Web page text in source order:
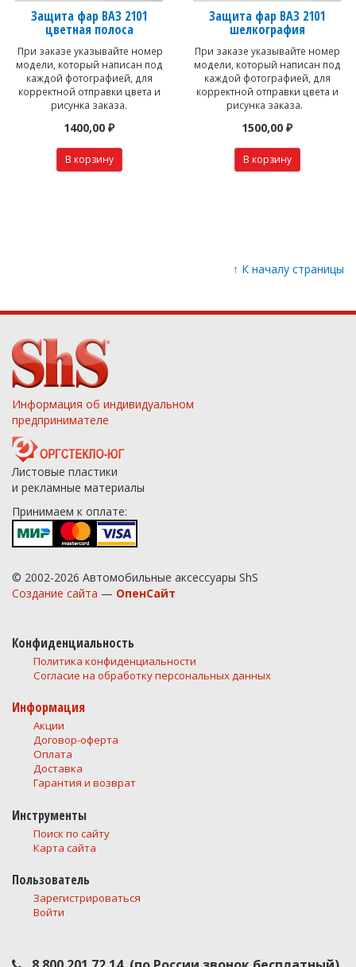
Защита фар ВАЗ 2101
цветная полоса
При заказе указывайте номер
модели, который написан под
каждой фотографией, для
корректной отправки цвета и
рисунка заказа.
1400,00 ₽
Защита фар ВАЗ 2101
шелкография
При заказе указывайте номер
модели, который написан под
каждой фотографией, для
корректной отправки цвета и
рисунка заказа.
1500,00 ₽
↑ К началу страницы
Информация об индивидуальном
предпринимателе
Листовые пластики
и рекламные материалы
Принимаем к оплате:
© 2002-2026 Автомобильные аксессуары ShS
Создание сайта — ОпенСайт
Конфиденциальность
Политика конфиденциальности
Согласие на обработку персональных данных
Информация
Акции
Договор-оферта
Оплата
Доставка
Гарантия и возврат
Инструменты
Поиск по сайту
Карта сайта
Пользователь
Зарегистрироваться
Войти